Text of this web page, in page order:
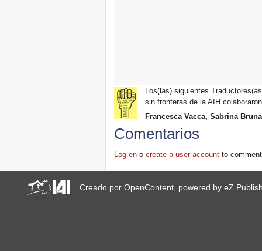
Los(las) siguientes
sin fronteras de la AIH
Francesca Vacca, Sabrina Bruna
Comentarios
Log enocreate a user account to
Creado porOpenContent, powered byeZ